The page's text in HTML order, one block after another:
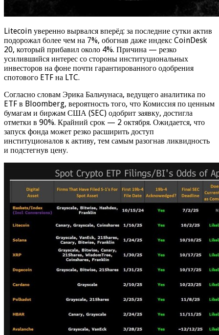
Litecoin уверенно вырвался вперёд: за последние сутки актив
подорожал более чем на 7%, обогнав даже индекс CoinDesk
20, который прибавил около 4%. Причина — резко
усилившийся интерес со стороны институциональных
инвесторов на фоне почти гарантированного одобрения
спотового ETF на LTC.
Согласно словам Эрика Бальчунаса, ведущего аналитика по
ETF в Bloomberg, вероятность того, что Комиссия по ценным
бумагам и биржам США (SEC) одобрит заявку, достигла
отметки в 90%. Крайний срок — 2 октября. Ожидается, что
запуск фонда может резко расширить доступ
институционалов к активу, тем самым разогнав ликвидность
и подстегнув цену.